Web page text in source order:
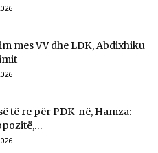
mes VV dhe LDK, Abdixhiku
të re për PDK-në, Hamza: